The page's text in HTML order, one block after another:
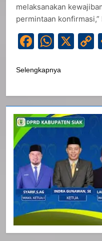
melaksanakan
permintaan
X
Selengkapnya